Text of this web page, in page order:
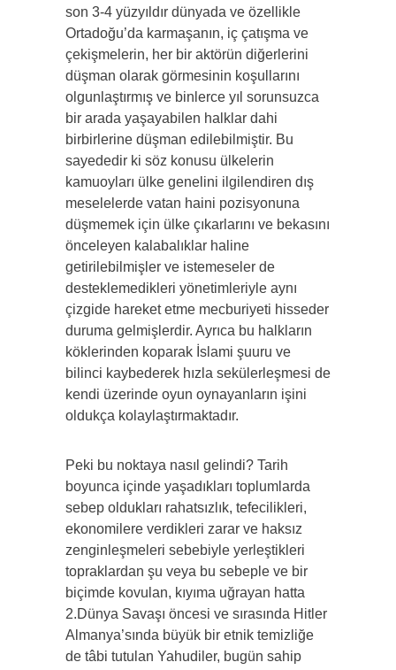
son 3-4 yüzyıldır dünyada ve özellikle
Ortadoğu’da karmaşanın, iç çatışma ve
çekişmelerin, her bir aktörün diğerlerini
düşman olarak görmesinin koşullarını
olgunlaştırmış ve binlerce yıl sorunsuzca
bir arada yaşayabilen halklar dahi
birbirlerine düşman edilebilmiştir. Bu
sayededir ki söz konusu ülkelerin
kamuoyları ülke genelini ilgilendiren dış
meselelerde vatan haini pozisyonuna
düşmemek için ülke çıkarlarını ve bekasını
önceleyen kalabalıklar haline
getirilebilmişler ve istemeseler de
desteklemedikleri yönetimleriyle aynı
çizgide hareket etme mecburiyeti hisseder
duruma gelmişlerdir. Ayrıca bu halkların
köklerinden koparak İslami şuuru ve
bilinci kaybederek hızla sekülerleşmesi de
kendi üzerinde oyun oynayanların işini
oldukça kolaylaştırmaktadır.
Peki bu noktaya nasıl gelindi? Tarih
boyunca içinde yaşadıkları toplumlarda
sebep oldukları rahatsızlık, tefecilikleri,
ekonomilere verdikleri zarar ve haksız
zenginleşmeleri sebebiyle yerleştikleri
topraklardan şu veya bu sebeple ve bir
biçimde kovulan, kıyıma uğrayan hatta
2.Dünya Savaşı öncesi ve sırasında Hitler
Almanya’sında büyük bir etnik temizliğe
de tâbi tutulan Yahudiler, bugün sahip